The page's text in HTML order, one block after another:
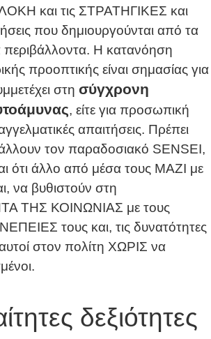
και τις ΣΤΡΑΤΗΓΙΚΕΣ και
που δημιουργούνται από τα
περιβάλλοντα. Η κατανόηση
προοπτικής είναι σημασίας για
στη σύγχρονη
, είτε για προσωπική
απαιτήσεις. Πρέπει
τον παραδοσιακό SENSEI,
ότι άλλο από μέσα τους ΜΑΖΙ με
να βυθιστούν στη
ΤΗΣ ΚΟΙΝΩΝΙΑΣ με τους
τους και, τις δυνατότητες
στον πολίτη ΧΩΡΙΣ να
δεξιότητες